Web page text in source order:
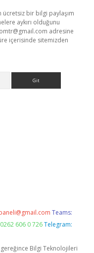
ücretsiz bir bilgi paylaşım
aykırı olduğunu
adresine
içerisinde sitemizden
Teams:
606 0 726 Telegram:
gereğince Bilgi Teknolojileri